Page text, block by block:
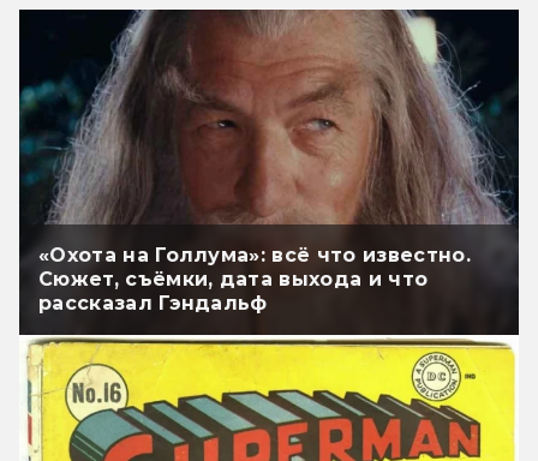
«Охота на Голлума»: всё что известно.
Сюжет, съёмки, дата выхода и что
рассказал Гэндальф